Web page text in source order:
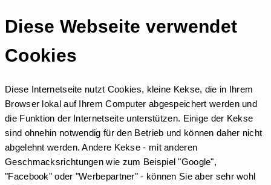
Diese Webseite verwendet
Cookies
Diese Internetseite nutzt Cookies, kleine Kekse, die in Ihrem
Browser lokal auf Ihrem Computer abgespeichert werden und
die Funktion der Internetseite unterstützen. Einige der Kekse
sind ohnehin notwendig für den Betrieb und können daher nicht
abgelehnt werden. Andere Kekse - mit anderen
Geschmacksrichtungen wie zum Beispiel "Google",
"Facebook" oder "Werbepartner" - können Sie aber sehr wohl